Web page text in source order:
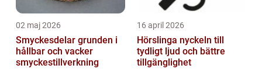
02 maj 2026
Smyckesdelar grunden i
hållbar och vacker
smyckestillverkning
16 april 2026
Hörslinga nyckeln till
tydligt ljud och bättre
tillgänglighet